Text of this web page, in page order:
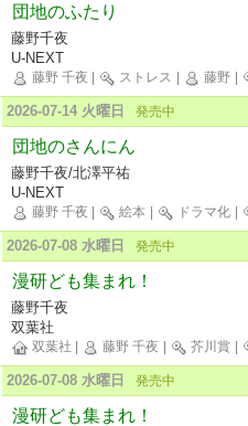
団地のふたり
藤野千夜
U-NEXT
藤野 千夜 ストレス 藤野
2026-07-14 火曜日 発売中
団地のさんにん
藤野千夜/北澤平祐
U-NEXT
藤野 千夜 絵本 ドラマ化
2026-07-08 水曜日 発売中
漫研ども集まれ！
藤野千夜
双葉社
双葉社 藤野 千夜 芥川賞
2026-07-08 水曜日 発売中
漫研ども集まれ！